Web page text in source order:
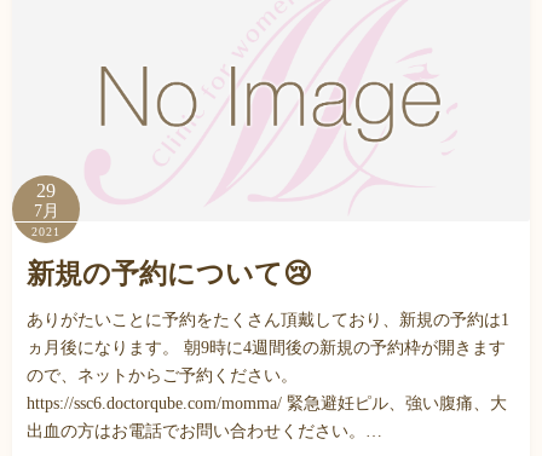
29
7月
2021
新規の予約について😢
ありがたいことに予約をたくさん頂戴しており、新規の予約は1
ヵ月後になります。 朝9時に4週間後の新規の予約枠が開きます
ので、ネットからご予約ください。
https://ssc6.doctorqube.com/momma/ 緊急避妊ピル、強い腹痛、大
出血の方はお電話でお問い合わせください。…